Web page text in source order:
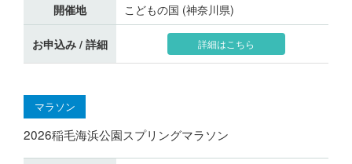
開催地
こどもの国 (神奈川県)
お申込み / 詳細 詳細はこちら
マラソン
2026稲毛海浜公園スプリングマラソン